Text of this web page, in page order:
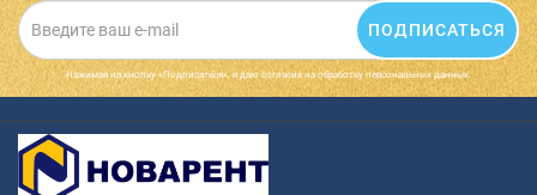
ПОДПИСАТЬСЯ
Нажимая на кнопку «Подписаться», я даю cогласие на обработку персональных данных.